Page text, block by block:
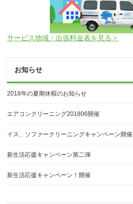
サービス地域・出張料金表を見る＞
お知らせ
2018年の夏期休暇のお知らせ
エアコンクリーニング201806開催
イス、ソファークリーニングキャンペーン開催
新生活応援キャンペーン第二弾
新生活応援キャンペーン！開催